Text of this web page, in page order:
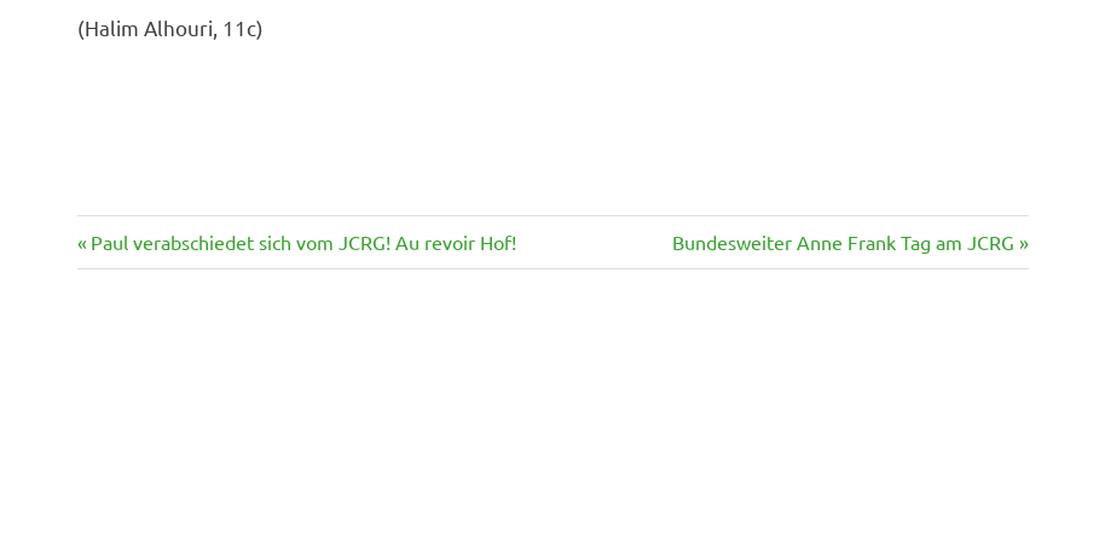
(Halim Alhouri, 11c)
Beitragsnavigation
Vorheriger
Beitrag:
Paul verabschiedet sich vom JCRG! Au revoir Hof!
Nächster
Beitrag:
Bundesweiter Anne Frank Tag am JCRG